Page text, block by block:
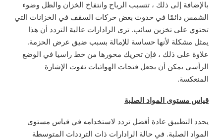
بالإضافة إلى ذلك ، تتسبب الرياح وانتفاخ الخزان والظل وضوء
الشمس دائمًا في حدوث بعض حركات السقف في الخزانات التي
تحتوي على تخزين سائب. ترى الرادارات عالية التردد أن هذا
يمثل مشكلة لأنها حساسة للإمالة بسبب ضيق عرض الحزمة.
علاوة على ذلك ، فإن تحريك محورها من خط راسيا في الوضع
الرأسي يمكن أن يجعل فتحات الهوائيات تفوت الإشارة
المنعكسة.
قياس مستوى المواد الصلبة
يحدد التطبيق عادة أفضل تردد لاستخدامه في قياس مستوى
المواد الصلبة. في حالة الرادارات ذات الترددات المتوسطة